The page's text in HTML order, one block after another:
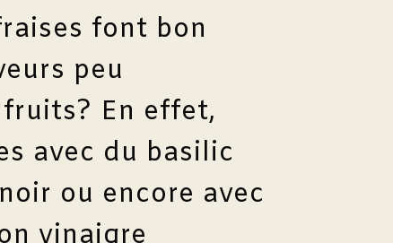
font bon
peu
En effet,
avec du basilic
ou encore avec